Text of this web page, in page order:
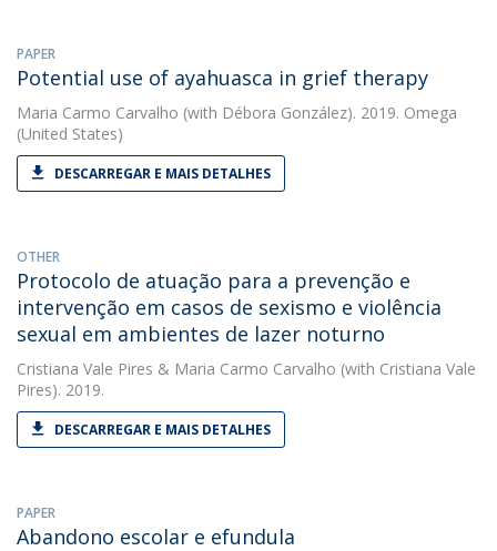
PAPER
Potential use of ayahuasca in grief therapy
Maria Carmo Carvalho (with Débora González). 2019. Omega
(United States)
DESCARREGAR E MAIS DETALHES
OTHER
Protocolo de atuação para a prevenção e
intervenção em casos de sexismo e violência
sexual em ambientes de lazer noturno
Cristiana Vale Pires & Maria Carmo Carvalho (with Cristiana Vale
Pires). 2019.
DESCARREGAR E MAIS DETALHES
PAPER
Abandono escolar e efundula